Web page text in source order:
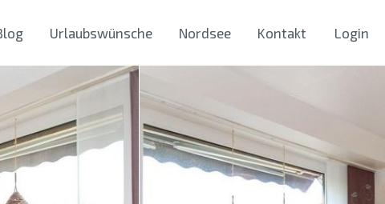
Urlaubswünsche Nordsee Kontakt Login